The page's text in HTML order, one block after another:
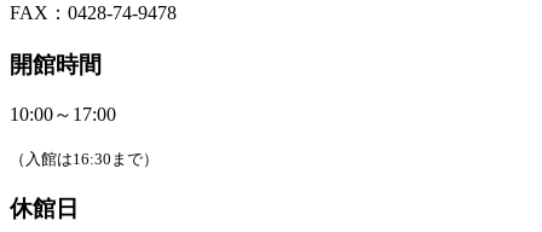
FAX：0428-74-9478
開館時間
10:00～17:00
（入館は16:30まで）
休館日